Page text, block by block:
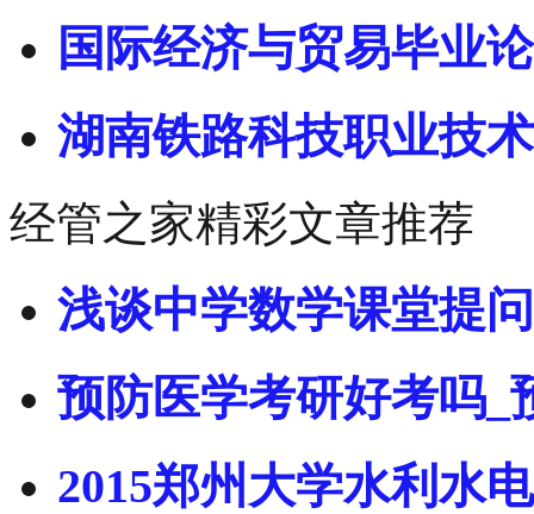
国际经济与贸易毕业
湖南铁路科技职业技
经管之家精彩文章推荐
浅谈中学数学课堂提
预防医学考研好考吗_
2015郑州大学水利水电